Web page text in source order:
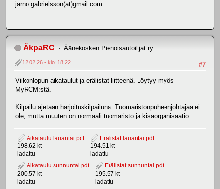
jarno.gabrielsson(at)gmail.com
ÄkpaRC Äänekosken Pienoisautoilijat ry
#7
12.02.26 - klo: 18.22
Viikonlopun aikataulut ja erälistat liitteenä. Löytyy myös
MyRCM:stä.
Kilpailu ajetaan harjoituskilpailuna. Tuomaristonpuheenjohtajaa ei
ole, mutta muuten on normaali tuomaristo ja kisaorganisaatio.
Aikataulu lauantai.pdf
198.62 kt
ladattu
Erälistat lauantai.pdf
194.51 kt
ladattu
Aikataulu sunnuntai.pdf
200.57 kt
ladattu
Erälistat sunnuntai.pdf
195.57 kt
ladattu